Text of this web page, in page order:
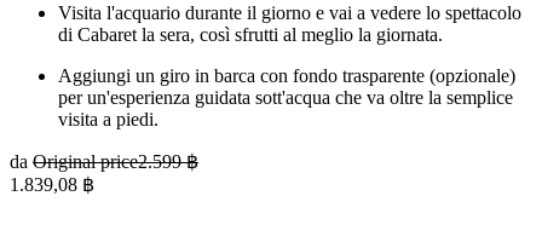
Visita l'acquario durante il giorno e vai a vedere lo spettacolo
di Cabaret la sera, così sfrutti al meglio la giornata.
Aggiungi un giro in barca con fondo trasparente (opzionale)
per un'esperienza guidata sott'acqua che va oltre la semplice
visita a piedi.
da Original price2.599 ฿
1.839,08 ฿